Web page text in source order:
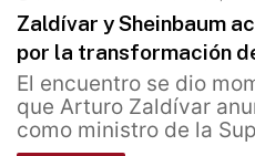
Zaldívar y Sheinbaum
por la transformación
El encuentro se dio
que Arturo Zaldívar
como ministro de la